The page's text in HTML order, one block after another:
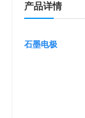
产品详情
石墨电极